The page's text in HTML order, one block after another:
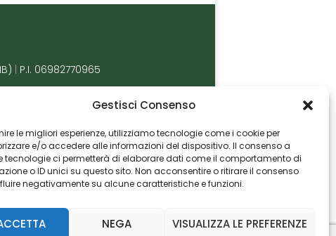
Gestisci Consenso
le migliori esperienze, utilizziamo tecnologie come i cookie per
e/o accedere alle informazioni del dispositivo. Il consenso a
tecnologie ci permetterà di elaborare dati come il comportamento di
o ID unici su questo sito. Non acconsentire o ritirare il consenso
negativamente su alcune caratteristiche e funzioni.
NEGA VISUALIZZA LE PREFERENZE
P.I. 06982770965